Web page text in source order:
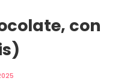
con